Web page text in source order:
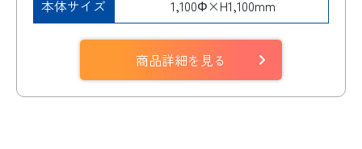
本体サイズ
1,100Φ×H1,100mm
商品詳細を見る